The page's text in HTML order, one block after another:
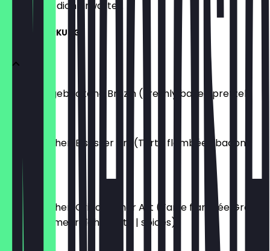
weißt, was dich erwartet.
KLEINE STÄRKUNG
Frisch aufgebackene Brez'n (Freshly baked pretzel)
Flammkuchen Elsässer Art (Tarte flambée | bacon |
10,90 €
Flammkuchen Griechischer Art (Tarte flambée Greek
style | Crème fraîche | feta | spices)
10,90 €